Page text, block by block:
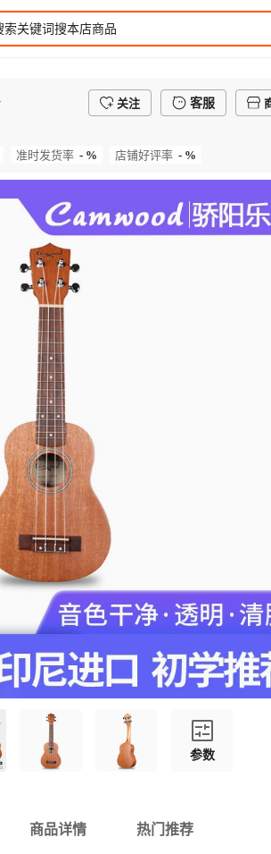
关注 客服
准时发货率 - % 店铺好评率 - %
参数
商品详情 热门推荐